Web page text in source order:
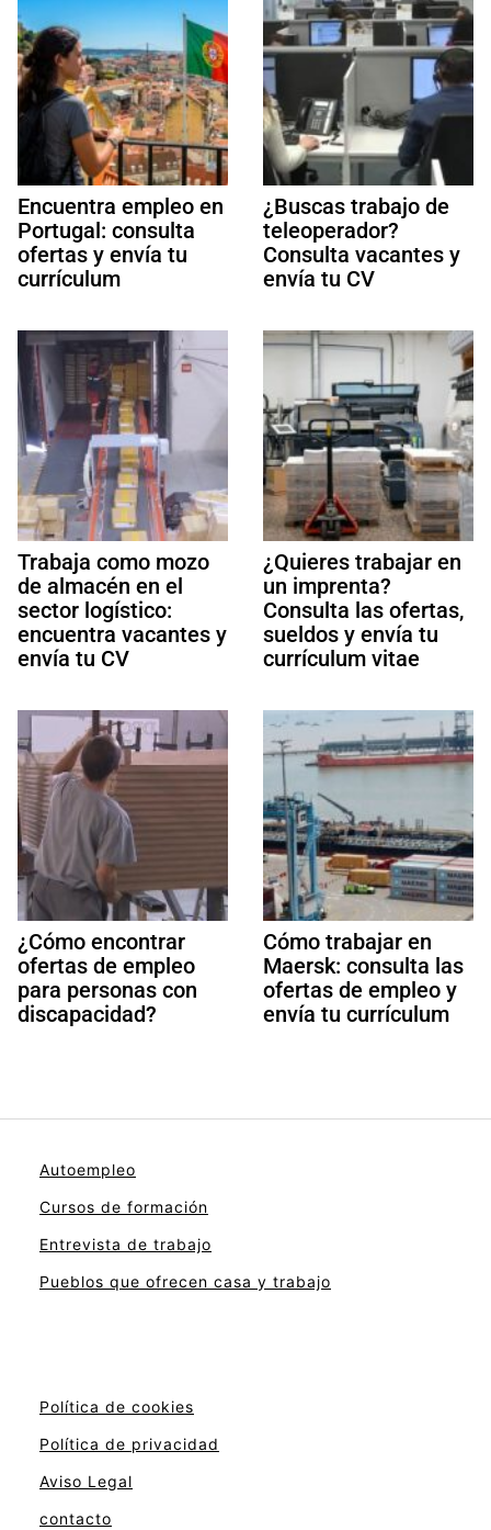
Encuentra empleo en
Portugal: consulta
ofertas y envía tu
currículum
¿Buscas trabajo de
teleoperador?
Consulta vacantes y
envía tu CV
Trabaja como mozo
de almacén en el
sector logístico:
encuentra vacantes y
envía tu CV
¿Quieres trabajar en
un imprenta?
Consulta las ofertas,
sueldos y envía tu
currículum vitae
¿Cómo encontrar
ofertas de empleo
para personas con
discapacidad?
Cómo trabajar en
Maersk: consulta las
ofertas de empleo y
envía tu currículum
Autoempleo
Cursos de formación
Entrevista de trabajo
Pueblos que ofrecen casa y trabajo
Política de cookies
Política de privacidad
Aviso Legal
contacto